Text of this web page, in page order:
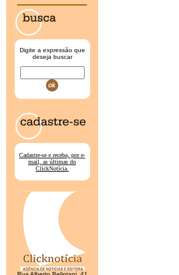
Digite a expressão que
deseja buscar
Cadastre-se e receba, por e-
mail, as últimas do
ClickNotícia.